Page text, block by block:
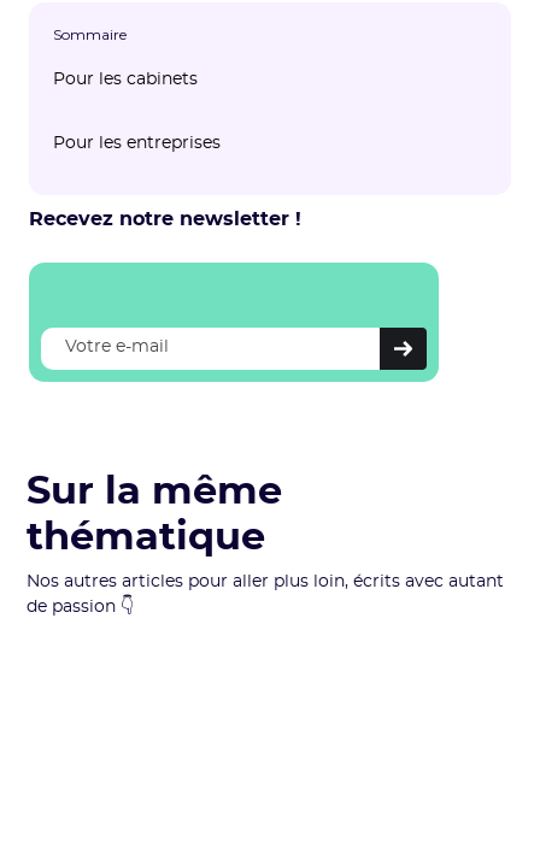
Sommaire
Pour les cabinets
Pour les entreprises
Recevez notre newsletter !
Sur la même
thématique
Nos autres articles pour aller plus loin, écrits avec autant
de passion 👇